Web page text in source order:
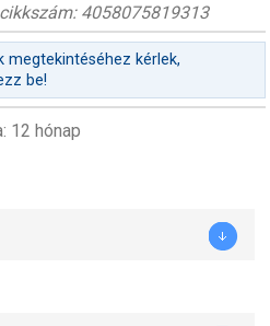
4058075819313
megtekintéséhez kérlek,
be!
12 hónap